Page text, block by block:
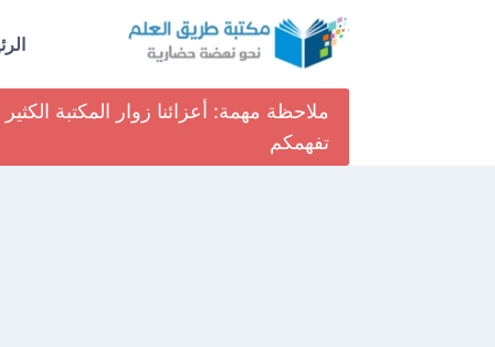
ملاحظة مهمة: أعزائنا زوار المكتبة
تفهمكم